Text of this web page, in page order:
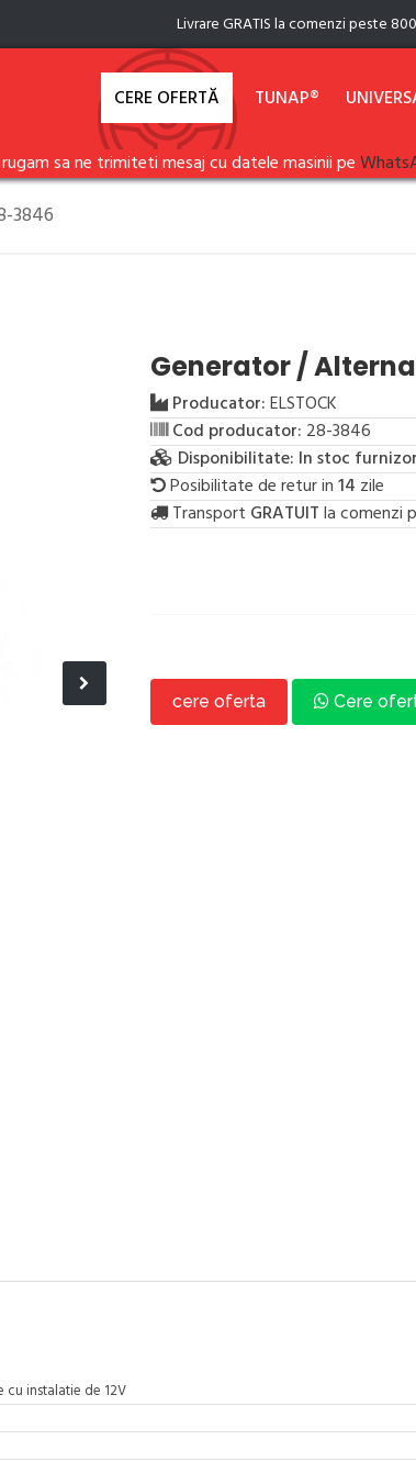
Livrare GRATIS la comenzi peste
CERE OFERTĂ TUNAP®
sa ne trimiteti mesaj cu datele masinii pe
3846
Generator /
Producator:ELSTOCK
Cod producator: 28-3846
Disponibilitate: In stoc furnizor
Posibilitate de retur in14 zile
Transport GRATUITla comenzi
cere oferta Cere
cu instalatie de 12V